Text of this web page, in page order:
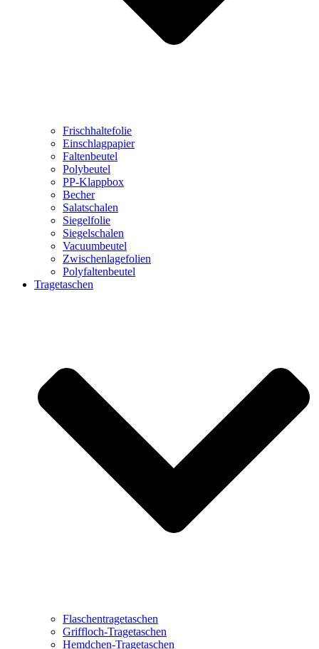
Frischhaltefolie
Einschlagpapier
Faltenbeutel
Polybeutel
PP-Klappbox
Becher
Salatschalen
Siegelfolie
Siegelschalen
Vacuumbeutel
Zwischenlagefolien
Polyfaltenbeutel
Tragetaschen
Flaschentragetaschen
Griffloch-Tragetaschen
Hemdchen-Tragetaschen